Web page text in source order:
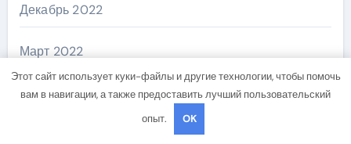
Декабрь 2022
Март 2022
Ноябрь 2018
Этот сайт использует куки-файлы и другие технологии, чтобы помочь
вам в навигации, а также предоставить лучший пользовательский
опыт.
OK